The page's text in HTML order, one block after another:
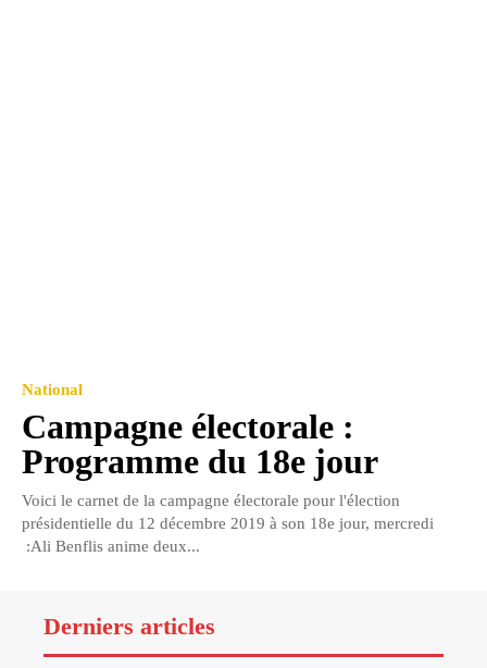
National
Campagne électorale :
Programme du 18e jour
Voici le carnet de la campagne électorale pour l'élection
présidentielle du 12 décembre 2019 à son 18e jour, mercredi
:Ali Benflis anime deux...
Derniers articles